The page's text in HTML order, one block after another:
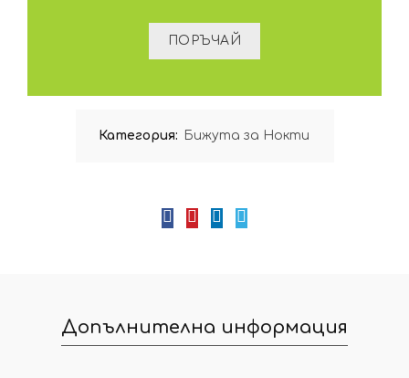
Категория: Бижута за Нокти
Допълнителна информация